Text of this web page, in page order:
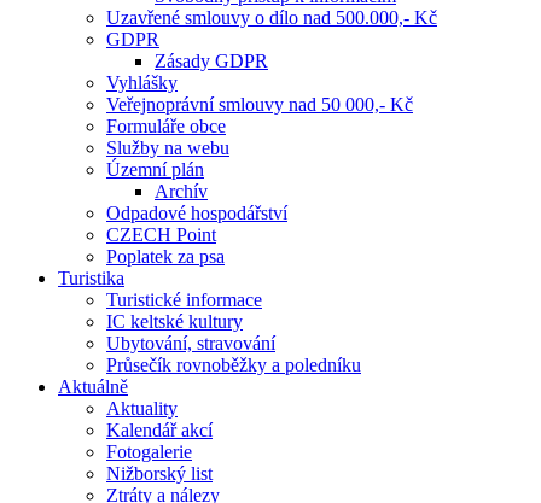
Uzavřené smlouvy o dílo nad 500.000,- Kč
GDPR
Zásady GDPR
Vyhlášky
Veřejnoprávní smlouvy nad 50 000,- Kč
Formuláře obce
Služby na webu
Územní plán
Archív
Odpadové hospodářství
CZECH Point
Poplatek za psa
Turistika
Turistické informace
IC keltské kultury
Ubytování, stravování
Průsečík rovnoběžky a poledníku
Aktuálně
Aktuality
Kalendář akcí
Fotogalerie
Nižborský list
Ztráty a nálezy